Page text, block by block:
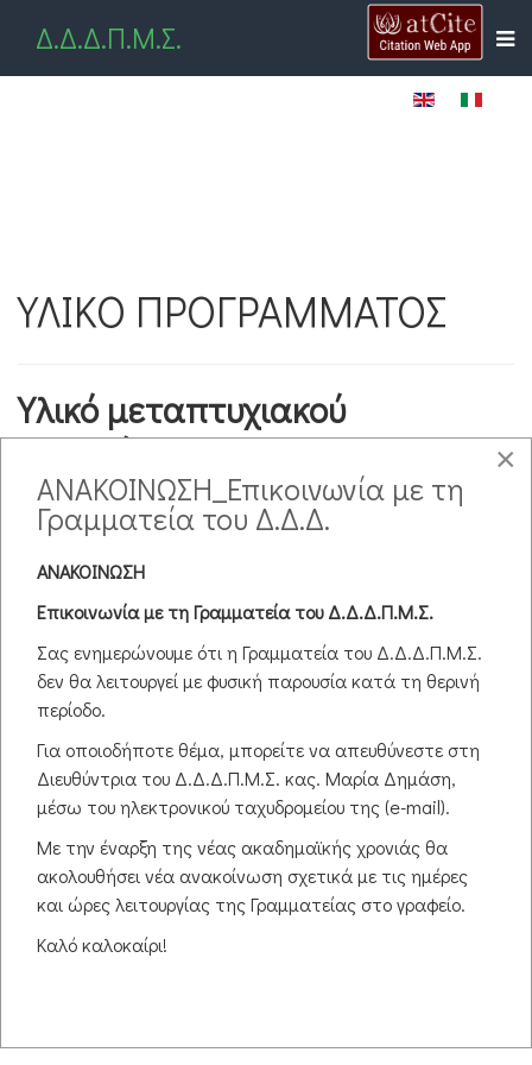
Δ.Δ.Δ.Π.Μ.Σ.
ΥΛΙΚΟ ΠΡΟΓΡΑΜΜΑΤΟΣ
Υλικό μεταπτυχιακού
προγράμματος
ΠΛΗΡΟΦΟΡΙΕΣ ΣΧΕΤΙΚΑ ΜΕ ΤΟ ΥΛΙΚΟ ΤΗΣ ΣΕΛΙΔΑΣ ΤΟΥ
Το υλικό του Διακρατικού, Διαπανεπιστημιακού,
του τμήματος Φιλολογίας και Πολιτισμού Παρευξείνιων
Χωρών του Δημοκρίτειου Πανεπιστημίου
Θράκης "Ψυχοπαιδαγωγικές, διδακτικές και διαπολιτισμικές
προσεγγίσεις στις Ανθρωπιστικές Επιστήμες" είναι
προσβάσιμο μόνο στους φοιτητές του και προστατεύεται
με προσωπικό κωδικό.
Το υλικό περιλαμβάνει τις παρακάτω κατηγορίες:
Υλικό διδασκόντων (ελληνικού και ιταλικού
προγράμματος)
Μαγνητοσκοπημένες συναντήσεις ελληνικού και
×
ΑΝΑΚΟΙΝΩΣΗ_Επικοινωνία με τη
Γραμματεία του Δ.Δ.Δ.
ΑΝΑΚΟΙΝΩΣΗ
Επικοινωνία με τη Γραμματεία του Δ.Δ.Δ.Π.Μ.Σ.
Σας ενημερώνουμε ότι η Γραμματεία του Δ.Δ.Δ.Π.Μ.Σ.
δεν θα λειτουργεί με φυσική παρουσία κατά τη θερινή
περίοδο.
Για οποιοδήποτε θέμα, μπορείτε να απευθύνεστε στη
Διευθύντρια του Δ.Δ.Δ.Π.Μ.Σ. κας. Μαρία Δημάση,
μέσω του ηλεκτρονικού ταχυδρομείου της (e-mail).
Με την έναρξη της νέας ακαδημαϊκής χρονιάς θα
ακολουθήσει νέα ανακοίνωση σχετικά με τις ημέρες
και ώρες λειτουργίας της Γραμματείας στο γραφείο.
Καλό καλοκαίρι!